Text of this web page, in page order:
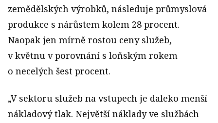
zemědělských výrobků, následuje průmyslová
produkce s nárůstem kolem 28 procent.
Naopak jen mírně rostou ceny služeb,
v květnu v porovnání s loňským rokem
o necelých šest procent.
„V sektoru služeb na vstupech je daleko menší
nákladový tlak. Největší náklady ve službách